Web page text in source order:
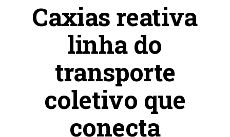
Caxias reativa
linha do
transporte
coletivo que
conecta